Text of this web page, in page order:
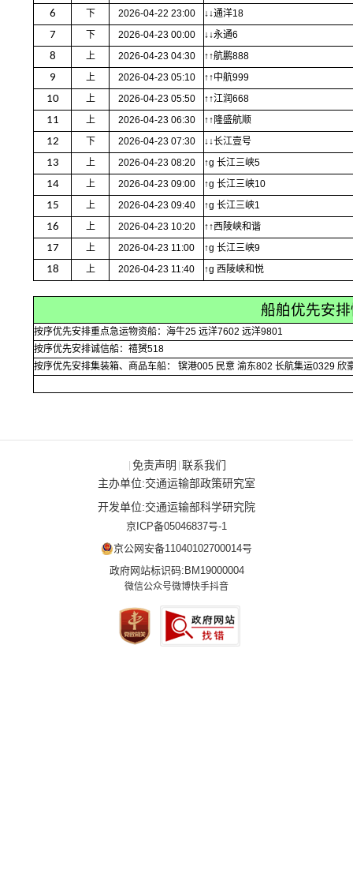
6 下 2026-04-22 23:00 ↓↓通洋18
7 下 2026-04-23 00:00 ↓↓永通6
8 上 2026-04-23 04:30 ↑↑航鹏888
9 上 2026-04-23 05:10 ↑↑中航999
10 上 2026-04-23 05:50 ↑↑江润668
11 上 2026-04-23 06:30 ↑↑隆盛航顺
12 下 2026-04-23 07:30 ↓↓长江壹号
13 上 2026-04-23 08:20 ↑g 长江三峡5
14 上 2026-04-23 09:00 ↑g 长江三峡10
15 上 2026-04-23 09:40 ↑g 长江三峡1
16 上 2026-04-23 10:20 ↑↑西陵峡和谐
17 上 2026-04-23 11:00 ↑g 长江三峡9
18 上 2026-04-23 11:40 ↑g 西陵峡和悦
船舶优先安
按序优先安排重点急运物资船：海牛25 远洋7602 远洋9801
按序优先安排诚信船：禧赟518
按序优先安排集装箱、商品车船： 镔港005 民意 渝东802 长航集运0329 欣
| 免责声明 | 联系我们
主办单位:交通运输部政策研究室
开发单位:交通运输部科学研究院
京ICP备05046837号-1
京公网安备11040102700014号
政府网站标识码:BM19000004
微信公众号微博快手抖音